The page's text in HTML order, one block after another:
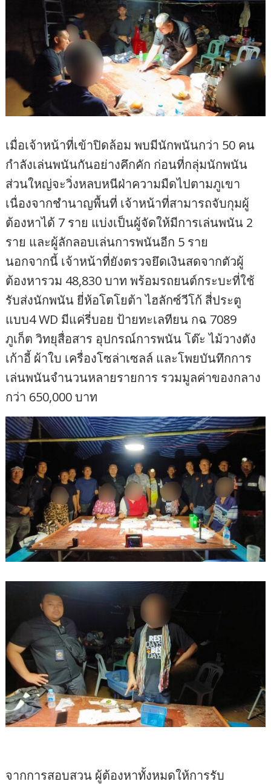
เมื่อเจ้าหน้าที่เข้าปิดล้อม พบมีนักพนันกว่า 50 คน
กำลังเล่นพนันกันอย่างคึกคัก ก่อนที่กลุ่มนักพนัน
ส่วนใหญ่จะวิ่งหลบหนีฝ่าความมืดไปตามภูเขา
เนื่องจากชำนาญพื้นที่ เจ้าหน้าที่สามารถจับกุมผู้
ต้องหาได้ 7 ราย แบ่งเป็นผู้จัดให้มีการเล่นพนัน 2
ราย และผู้ลักลอบเล่นการพนันอีก 5 ราย
นอกจากนี้ เจ้าหน้าที่ยังตรวจยึดเงินสดจากตัวผู้
ต้องหารวม 48,830 บาท พร้อมรถยนต์กระบะที่ใช้
รับส่งนักพนัน ยี่ห้อโตโยต้า ไฮลักซ์วีโก้ สี่ประตู
แบบ4 WD มีแค่รี่บอย ป้ายทะเลทียน กฉ 7089
ภูเก็ต วิทยุสื่อสาร อุปกรณ์การพนัน โต๊ะ ไม้วางตัง
เก้าอี้ ผ้าใบ เครื่องโซล่าเซลล์ และโพยบันทึกการ
เล่นพนันจำนวนหลายรายการ รวมมูลค่าของกลาง
กว่า 650,000 บาท
จากการสอบสวน ผู้ต้องหาทั้งหมดให้การรับ